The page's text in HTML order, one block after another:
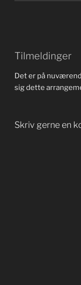
Tilmeldinger
Det er på
sig dette
Skriv gerne en